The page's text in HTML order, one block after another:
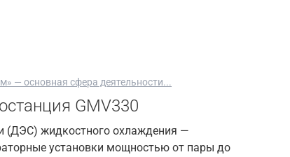
— основная сфера деятельности...
GMV330
(ДЭС) жидкостного охлаждения —
установки мощностью от пары до